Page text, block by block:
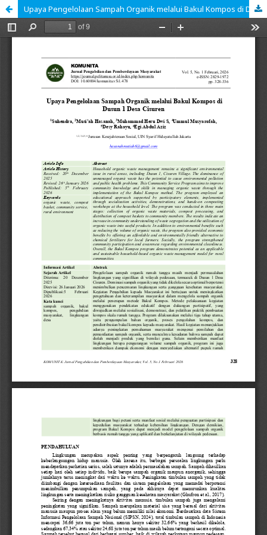
Upaya Pengelolaan Sampah Organik melalui Bakul Kompos di Dusun 1 Desa Cisuren